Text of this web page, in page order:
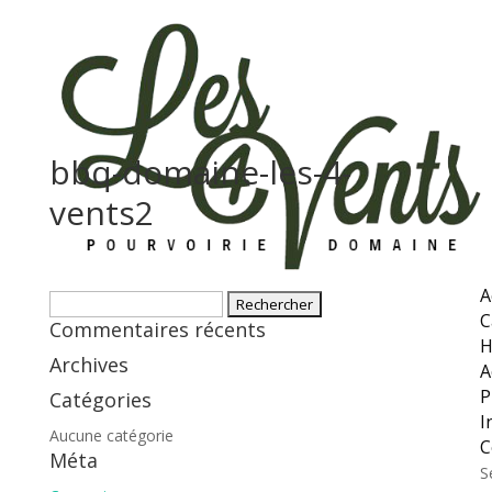
bbq-domaine-les-4-
vents2
Commentaires récents
Archives
Catégories
Aucune catégorie
Méta